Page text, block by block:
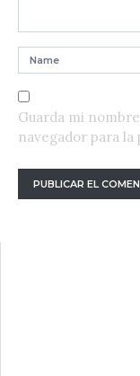
Guarda mi
navegador para la